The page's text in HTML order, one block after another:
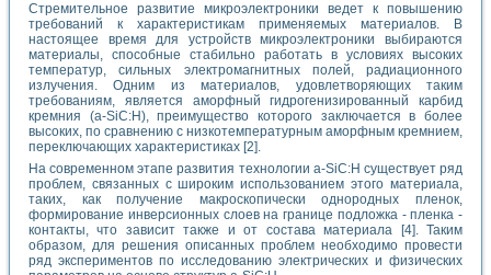
Стремительное развитие микроэлектроники ведет к повышению
требований к характеристикам применяемых материалов. В
настоящее время для устройств микроэлектроники выбираются
материалы, способные стабильно работать в условиях высоких
температур, сильных электромагнитных полей, радиационного
излучения. Одним из материалов, удовлетворяющих таким
требованиям, является аморфный гидрогенизированный карбид
кремния (a-SiC:H), преимущество которого заключается в более
высоких, по сравнению с низкотемпературным аморфным кремнием,
переключающих характеристиках [2].
На современном этапе развития технологии a-SiC:H существует ряд
проблем, связанных с широким использованием этого материала,
таких, как получение макроскопически однородных пленок,
формирование инверсионных слоев на границе подложка - пленка -
контакты, что зависит также и от состава материала [4]. Таким
образом, для решения описанных проблем необходимо провести
ряд экспериментов по исследованию электрических и физических